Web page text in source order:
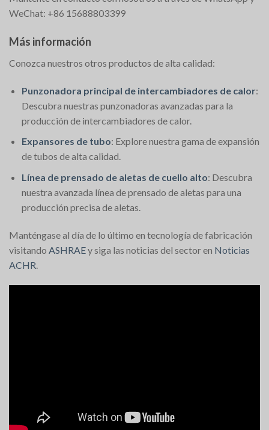
WeChat: +86 15688803399
Más información
Conozca nuestros otros productos de alta calidad:
Punzonadora principal de intercambiadores de calor:
Descubra nuestras punzonadoras avanzadas para la
producción de intercambiadores de calor.
Expansores de tubo: Explore nuestra gama de expansión
de tubos de alta calidad.
Línea de prensado de aletas de cuello alto: Descubra
nuestra avanzada línea de prensado de aletas para una
producción precisa de aletas.
Manténgase al día de lo último en tecnología de fabricación
visitando ASHRAEy siga las noticias del sector en Noticias
ACHR